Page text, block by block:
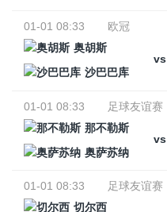
01-01 08:33
欧冠
奥胡斯
vs
沙巴巴库
01-01 08:33
足球友谊赛
那不勒斯
vs
奥萨苏纳
01-01 08:33
足球友谊赛
切尔西